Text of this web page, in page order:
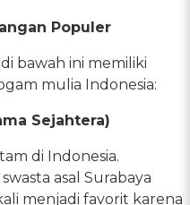
Populer
bawah ini memiliki
mulia Indonesia:
Sejahtera)
di Indonesia.
asal Surabaya
menjadi favorit karena